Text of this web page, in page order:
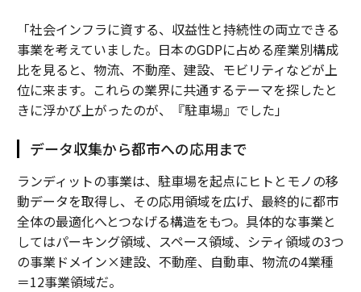
「社会インフラに資する、収益性と持続性の両立できる
事業を考えていました。日本のGDPに占める産業別構成
比を見ると、物流、不動産、建設、モビリティなどが上
位に来ます。これらの業界に共通するテーマを探したと
きに浮かび上がったのが、『駐車場』でした」
データ収集から都市への応用まで
ランディットの事業は、駐車場を起点にヒトとモノの移
動データを取得し、その応用領域を広げ、最終的に都市
全体の最適化へとつなげる構造をもつ。具体的な事業と
してはパーキング領域、スペース領域、シティ領域の3つ
の事業ドメイン×建設、不動産、自動車、物流の4業種
＝12事業領域だ。